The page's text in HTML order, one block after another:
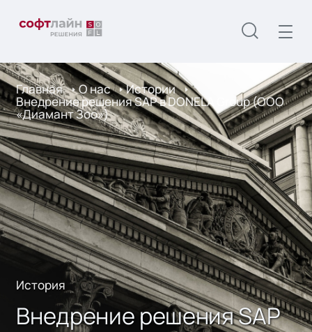
Главная О нас Истории
Внедрение решения SAP в DONELA Group (ООО
«Диамант Зоо»)
История
Внедрение решения SAP